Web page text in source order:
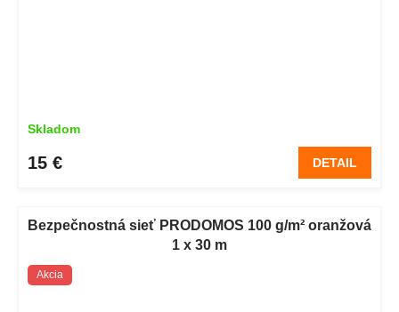
Skladom
15 € DETAIL
Bezpečnostná sieť PRODOMOS 100 g/m² oranžová
1 x 30 m
Akcia